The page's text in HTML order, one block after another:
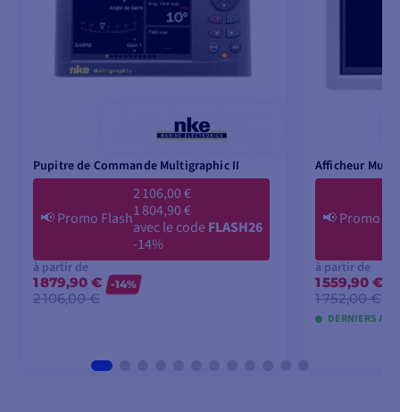
Pupitre de Commande Multigraphic II
📢Promo Flash
2 106,00 €
1 804,90 €
avec le codeFLASH26
-14%
à partir de
1 879,90 €
2 106,00 €
-14%
Afficheur
📢Promo
à partir de
1 559,90 €
1 752,00 €
DERNIERS